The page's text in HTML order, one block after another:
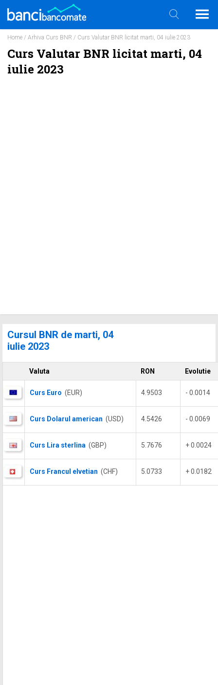
Home / Arhiva Curs BNR / Curs Valutar BNR licitat marti, 04 iulie 2023
Curs Valutar BNR licitat marti, 04
iulie 2023
Cursul BNR de marti, 04
iulie 2023
Valuta RON Evolutie
Curs Euro (EUR) 4.9503 - 0.0014
Curs Dolarul american (USD) 4.5426 - 0.0069
Curs Lira sterlina (GBP) 5.7676 + 0.0024
Curs Francul elvetian (CHF) 5.0733 + 0.0182